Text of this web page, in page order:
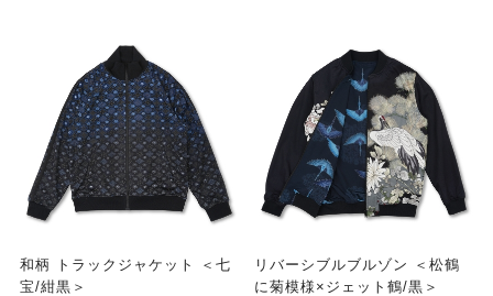
和柄 トラックジャケット ＜七
宝/紺黒＞
リバーシブルブルゾン ＜松鶴
に菊模様×ジェット鶴/黒＞